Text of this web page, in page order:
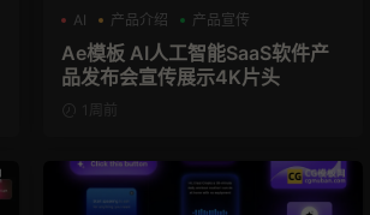
AI
产品介绍 产品宣传
Ae模板 AI人工智能SaaS软件产
品发布会宣传展示4K片头
1周前